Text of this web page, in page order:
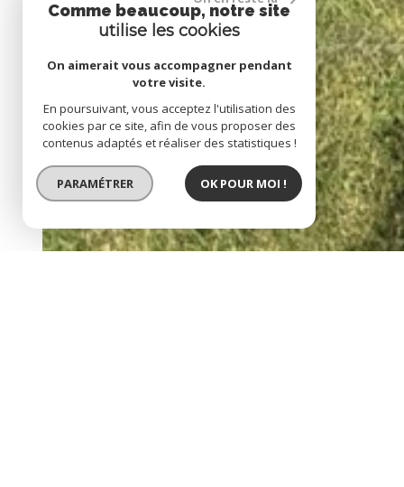
Comme beaucoup, notre site
utilise les cookies
On aimerait vous accompagner pendant
votre visite.
En poursuivant, vous acceptez l'utilisation des
cookies par ce site, afin de vous proposer des
contenus adaptés et réaliser des statistiques !
PARAMÉTRER OK POUR MOI !